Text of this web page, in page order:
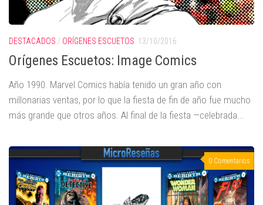
DESTACADOS / ORÍGENES ESCUETOS 13/10/2016
Orígenes Escuetos: Image Comics
Año 1990. Marvel Comics había tenido un gran año con
millonarias ventas, por lo que la fiesta de fin de año fue mucho
más grande que otros años. Al final de la fiesta —celebrada...
0 Comentarios